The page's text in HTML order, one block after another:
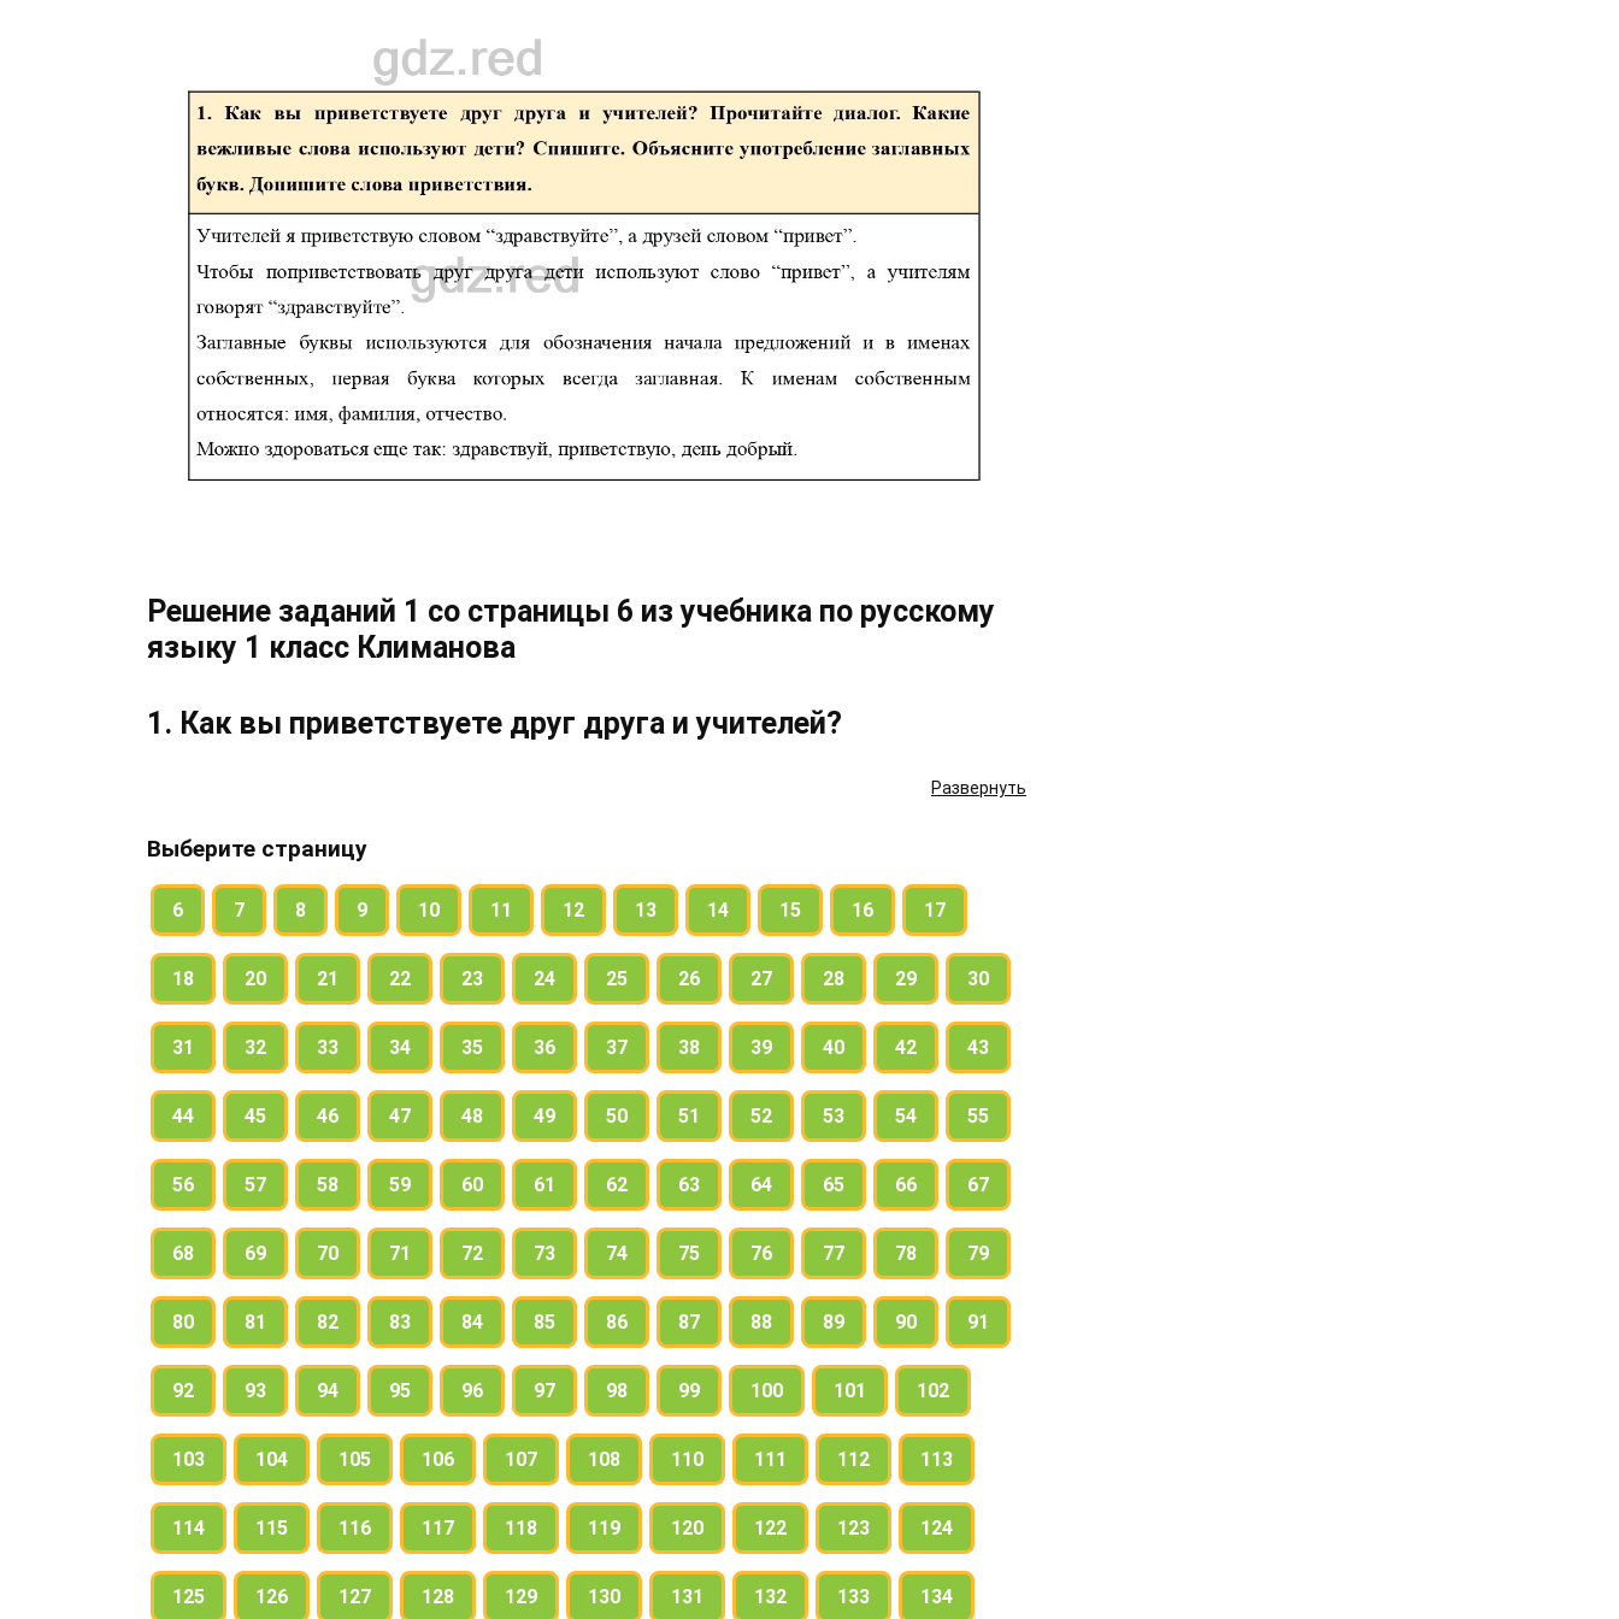
Развернуть
Решение заданий 1 со страницы 6 из учебника по русскому
языку 1 класс Климанова
1. Как вы приветствуете друг друга и учителей?
Какие вежливые слова используют дети? Спишите.
Объясните употребление заглавных букв.
Допишите слова приветствия.
Выберите страницу
6 7 8 9 10 11 12 13 14 15 16 17
18 20 21 22 23 24 25 26 27 28 29 30
31 32 33 34 35 36 37 38 39 40 42 43
44 45 46 47 48 49 50 51 52 53 54 55
56 57 58 59 60 61 62 63 64 65 66 67
68 69 70 71 72 73 74 75 76 77 78 79
80 81 82 83 84 85 86 87 88 89 90 91
92 93 94 95 96 97 98 99 100 101 102
103 104 105 106 107 108 110 111 112 113
114 115 116 117 118 119 120 122 123 124
125 126 127 128 129 130 131 132 133 134